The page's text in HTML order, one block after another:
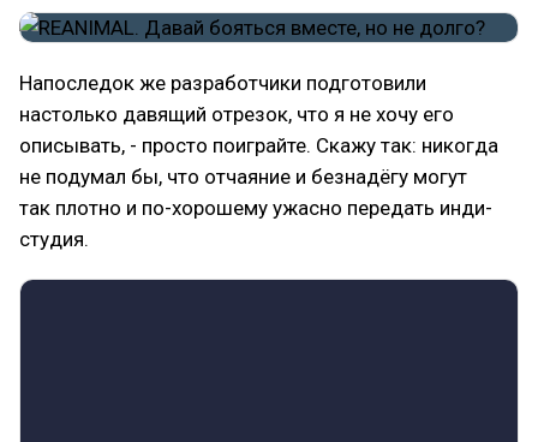
Напоследок же разработчики подготовили
настолько давящий отрезок, что я не хочу его
описывать, - просто поиграйте. Скажу так: никогда
не подумал бы, что отчаяние и безнадёгу могут
так плотно и по-хорошему ужасно передать инди-
студия.